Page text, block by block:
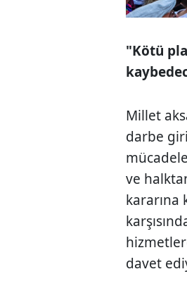
"Kötü
Millet
darbe
ve
kararına
davet